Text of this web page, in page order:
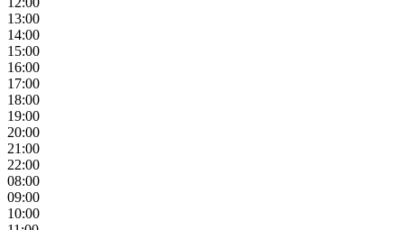
13:00
14:00
15:00
16:00
17:00
18:00
19:00
20:00
21:00
22:00
08:00
09:00
10:00